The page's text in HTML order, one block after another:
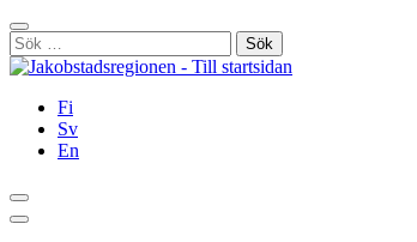
Hoppa
till
innehållet
Stäng
Sök
efter:
Fi
Sv
En
Sök
Huvudmeny